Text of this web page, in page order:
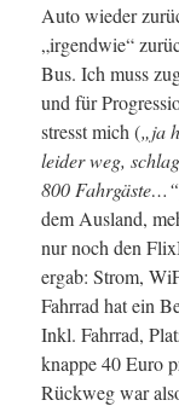
Auto wieder
„irgendwie“
Bus. Ich muss
und für
stresst mich („ja
leider weg,
800 Fahrgäste…“
dem Ausland,
nur noch den
ergab: Strom,
Fahrrad hat ein
Inkl. Fahrrad,
knappe 40 Euro
Rückweg war